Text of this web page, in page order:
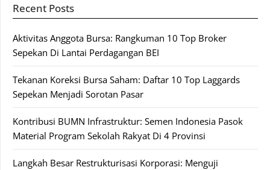
Recent Posts
Aktivitas Anggota Bursa: Rangkuman 10 Top Broker
Sepekan Di Lantai Perdagangan BEI
Tekanan Koreksi Bursa Saham: Daftar 10 Top Laggards
Sepekan Menjadi Sorotan Pasar
Kontribusi BUMN Infrastruktur: Semen Indonesia Pasok
Material Program Sekolah Rakyat Di 4 Provinsi
Langkah Besar Restrukturisasi Korporasi: Menguji